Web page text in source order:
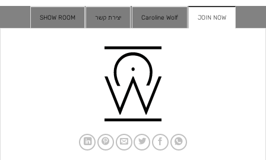
JOIN NOW
Caroline Wolf יצירת קשר SHOW ROOM